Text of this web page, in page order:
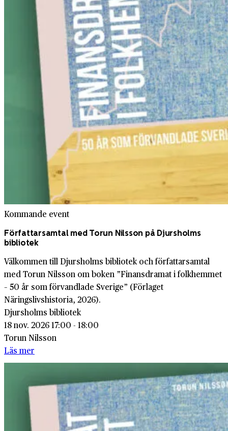
Kommande event
Författarsamtal med Torun Nilsson på Djursholms
bibliotek
Välkommen till Djursholms bibliotek och författarsamtal
med Torun Nilsson om boken ”Finansdramat i folkhemmet
– 50 år som förvandlade Sverige” (Förlaget
Näringslivshistoria, 2026).
Djursholms bibliotek
18 nov. 2026 17:00 - 18:00
Torun Nilsson
Läs mer